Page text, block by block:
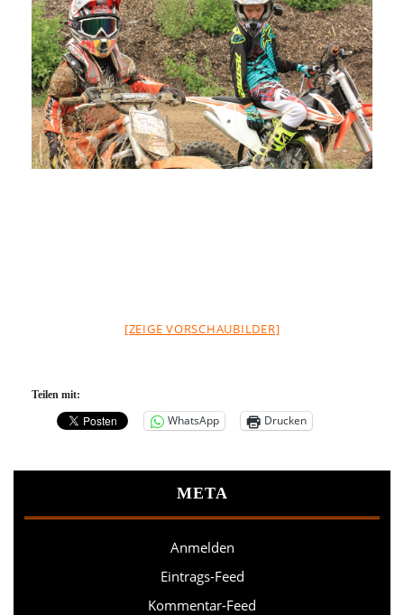
[ZEIGE VORSCHAUBILDER]
Teilen mit:
WhatsApp Drucken
META
Anmelden
Eintrags-Feed
Kommentar-Feed